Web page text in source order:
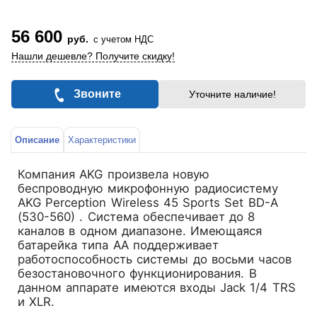
56 600 руб. с учетом НДС
Нашли дешевле? Получите скидку!
Звоните Уточните наличие!
Описание Характеристики
Компания AKG произвела новую
беспроводную микрофонную радиосистему
AKG Perception Wireless 45 Sports Set BD-A
(530-560) . Система обеспечивает до 8
каналов в одном диапазоне. Имеющаяся
батарейка типа АА поддерживает
работоспособность системы до восьми часов
безостановочного функционирования. В
данном аппарате имеются входы Jack 1/4 TRS
и XLR.